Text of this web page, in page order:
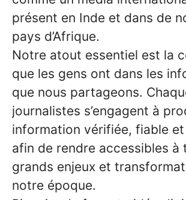
présent en Inde et dans de
pays d’Afrique.
Notre atout essentiel est la
que les gens ont dans les
que nous partageons.
journalistes s’engagent à
information vérifiée, fiable
afin de rendre accessibles à
grands enjeux et
notre époque.